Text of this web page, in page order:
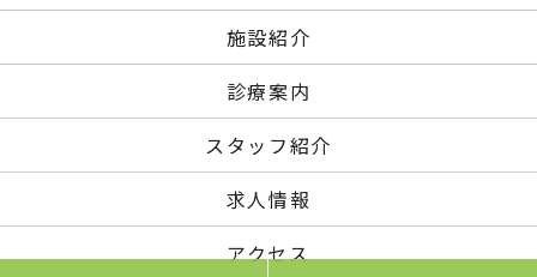
施設紹介
診療案内
スタッフ紹介
求人情報
アクセス